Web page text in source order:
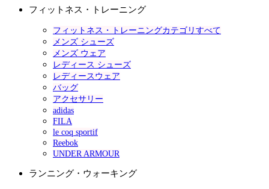
フィットネス・トレーニング
フィットネス・トレーニングカテゴリすべて
メンズ シューズ
メンズ ウェア
レディース シューズ
レディースウェア
バッグ
アクセサリー
adidas
FILA
le coq sportif
Reebok
UNDER ARMOUR
ランニング・ウォーキング